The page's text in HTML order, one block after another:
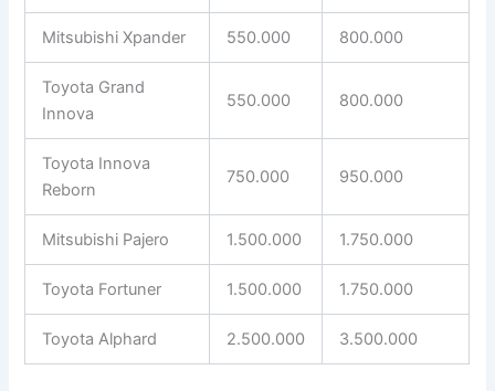
Mitsubishi Xpander 550.000 800.000
Toyota Grand
Innova
550.000 800.000
Toyota Innova
Reborn
750.000 950.000
Mitsubishi Pajero 1.500.000 1.750.000
Toyota Fortuner 1.500.000 1.750.000
Toyota Alphard 2.500.000 3.500.000